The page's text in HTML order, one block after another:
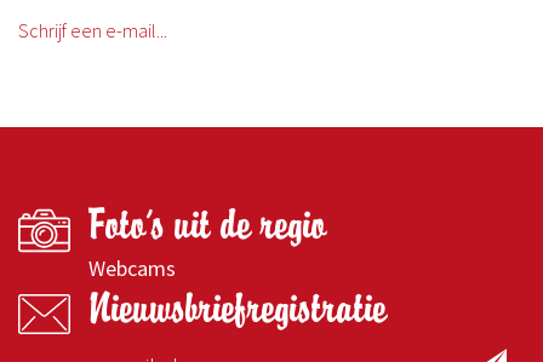
Schrijf een e-mail...
Foto's uit de regio
Webcams
Nieuwsbriefregistratie